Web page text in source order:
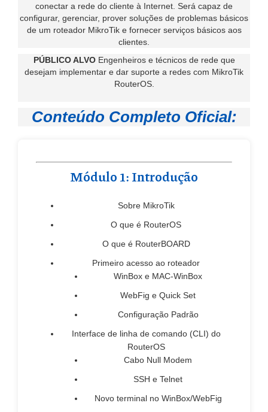
conectar a rede do cliente à Internet. Será capaz de
configurar, gerenciar, prover soluções de problemas básicos
de um roteador MikroTik e fornecer serviços básicos aos
clientes.
PÚBLICO ALVOEngenheiros e técnicos de rede que
desejam implementar e dar suporte a redes com MikroTik
RouterOS.
Conteúdo Completo Oficial:
Módulo 1: Introdução
Sobre MikroTik
O que é RouterOS
O que é RouterBOARD
Primeiro acesso ao roteador
WinBox e MAC-WinBox
WebFig e Quick Set
Configuração Padrão
Interface de linha de comando (CLI) do
RouterOS
Cabo Null Modem
SSH e Telnet
Novo terminal no WinBox/WebFig